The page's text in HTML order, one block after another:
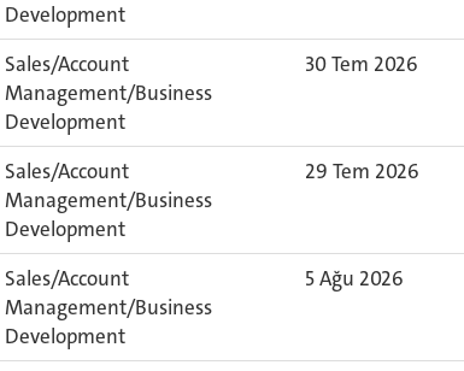
Development
Sales/Account
Management/Business
Development
30 Tem 2026
Sales/Account
Management/Business
Development
29 Tem 2026
Sales/Account
Management/Business
Development
5 Ağu 2026